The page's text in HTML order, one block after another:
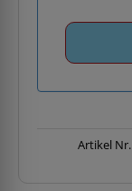
Artikel Nr.